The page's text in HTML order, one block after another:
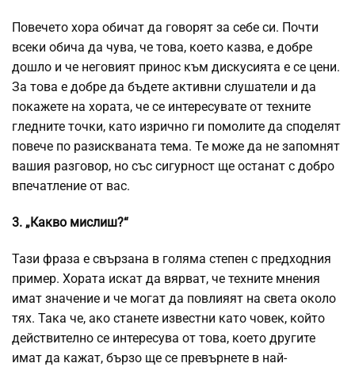
Повечето хора обичат да говорят за себе си. Почти
всеки обича да чува, че това, което казва, е добре
дошло и че неговият принос към дискусията е се цени.
За това е добре да бъдете активни слушатели и да
покажете на хората, че се интересувате от техните
гледните точки, като изрично ги помолите да споделят
повече по разискваната тема. Те може да не запомнят
вашия разговор, но със сигурност ще останат с добро
впечатление от вас.
3. „Какво мислиш?“
Тази фраза е свързана в голяма степен с предходния
пример. Хората искат да вярват, че техните мнения
имат значение и че могат да повлияят на света около
тях. Така че, ако станете известни като човек, който
действително се интересува от това, което другите
имат да кажат, бързо ще се превърнете в най-